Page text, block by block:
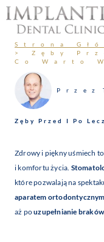
Przejdź
do
treści
Strona
>Zęby
Co Warto
Przez
Zęby Przed I Po
Zdrowy i piękny uśmiech
i komfortu życia.
które pozwalają na
aparatem ortodontycznym
aż pouzupełnianie